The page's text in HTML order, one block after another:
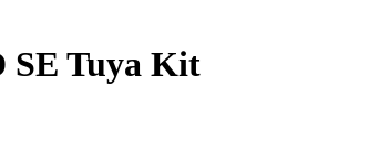
SE Tuya Kit